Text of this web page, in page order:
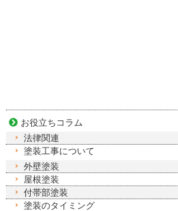
お役立ちコラム
法律関連
塗装工事について
外壁塗装
屋根塗装
付帯部塗装
塗装のタイミング